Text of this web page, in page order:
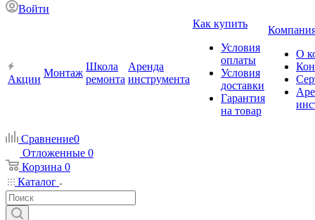
Войти
Акции
Монтаж
Школа
ремонта
Аренда
инструмента
Как купить
Условия
оплаты
Условия
доставки
Гарантия
на товар
О
Сравнение0
Отложенные 0
Корзина 0
Каталог